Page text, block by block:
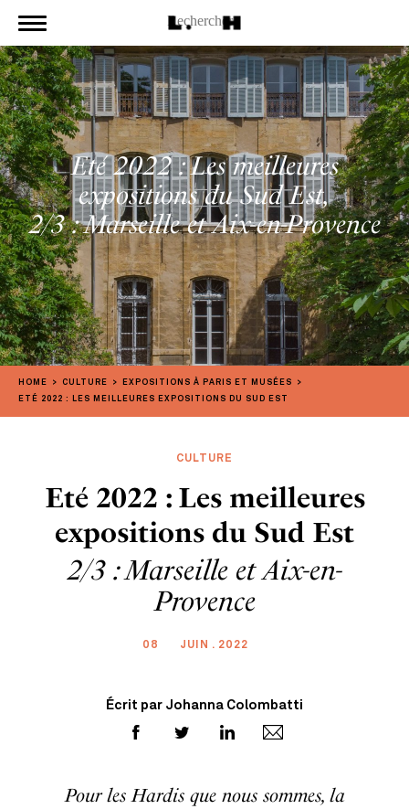
Eté 2022 : Les meilleures
expositions du Sud Est,
2/3 : Marseille et Aix-en-Provence
HOME CULTURE
EXPOSITIONS À PARIS ET MUSÉES
ETÉ 2022 : LES MEILLEURES EXPOSITIONS DU SUD EST
CULTURE
Eté 2022 : Les meilleures
expositions du Sud Est
2/3 : Marseille et Aix-en-
Provence
08 JUIN . 2022
Écrit par Johanna Colombatti
Pour les Hardis que nous sommes, la